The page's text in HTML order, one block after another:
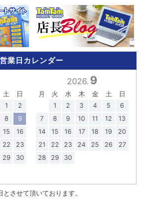
営業日カレンダー
土
日
1
2
8
9
15
16
22
23
29
30
2026. 9
月 火 水 木 金 土
日
1
2 3 4 5
6
7
8 9 10 11 12
13
14
15 16 17 18 19
20
21
22 23 24 25 26
27
28
29 30
させて頂いております。